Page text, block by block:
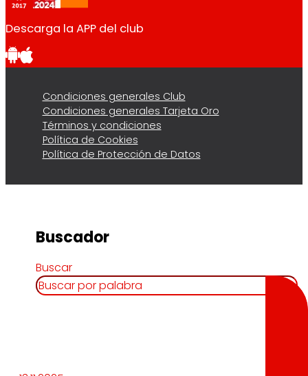
Descarga la APP del club
Condiciones generales Club
Condiciones generales Tarjeta Oro
Términos y condiciones
Política de Cookies
Política de Protección de Datos
Buscador
Buscar